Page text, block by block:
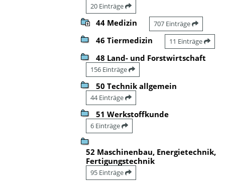
20 Einträge
44 Medizin 707 Einträge
46 Tiermedizin 11 Einträge
48 Land- und Forstwirtschaft
156 Einträge
50 Technik allgemein
44 Einträge
51 Werkstoffkunde
6 Einträge
52 Maschinenbau, Energietechnik,
Fertigungstechnik
95 Einträge